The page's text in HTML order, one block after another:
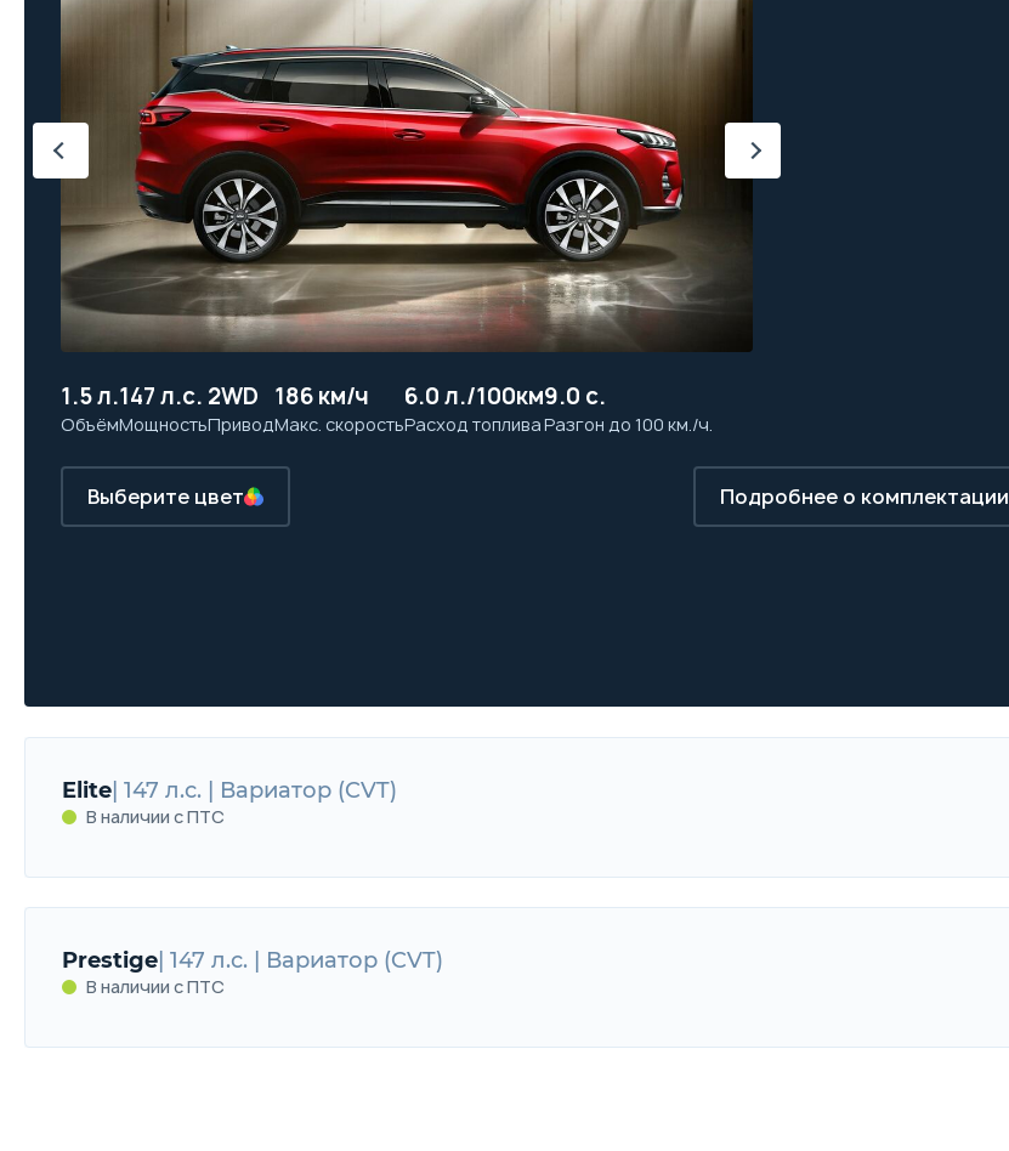
1.5 л.
Объём
147 л.с.
Мощность
2WD
Привод
186 км/ч
Макс. скорость
6.0 л./100км
Расход топлива
9.0 с.
Разгон до 100 км./ч.
Выберите цвет Подробнее о комплектации
Elite | 147 л.с. | Вариатор (CVT)
В наличии с ПТС
Elite147 л.с. | Вариатор (CVT)
В наличии с ПТС
Prestige | 147 л.с. | Вариатор (CVT)
В наличии с ПТС